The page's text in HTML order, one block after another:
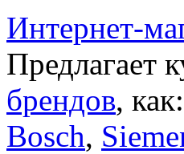
Интернет-
Предлагает
брендов, как:
Bosch,